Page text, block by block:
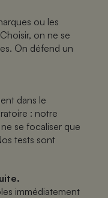
ou les
on ne se
On défend un
dans le
: notre
se focaliser que
tests sont
immédiatement